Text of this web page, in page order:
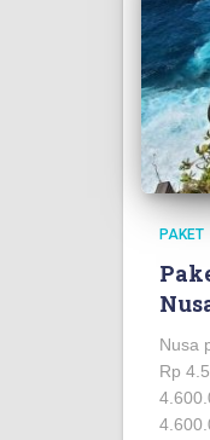
PAKET
Nusa
Rp